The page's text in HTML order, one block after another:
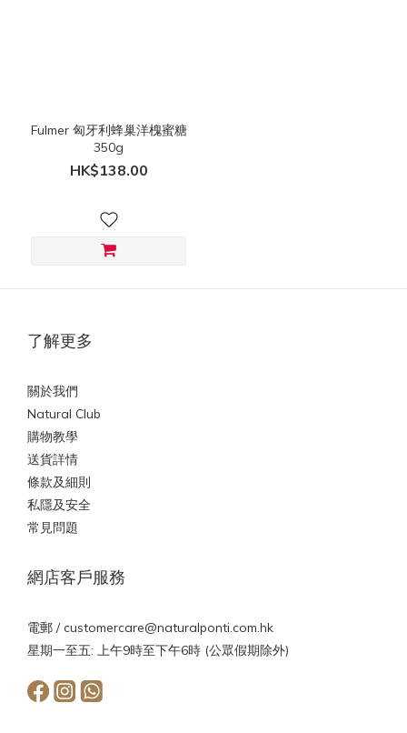
Fulmer 匈牙利蜂巢洋槐蜜糖
350g
HK$138.00
了解更多
關於我們
Natural Club
購物教學
送貨詳情
條款及細則
私隱及安全
常見問題
網店客戶服務
電郵 /customercare@naturalponti.com.hk
星期一至五: 上午9時至下午6時 (公眾假期除外)